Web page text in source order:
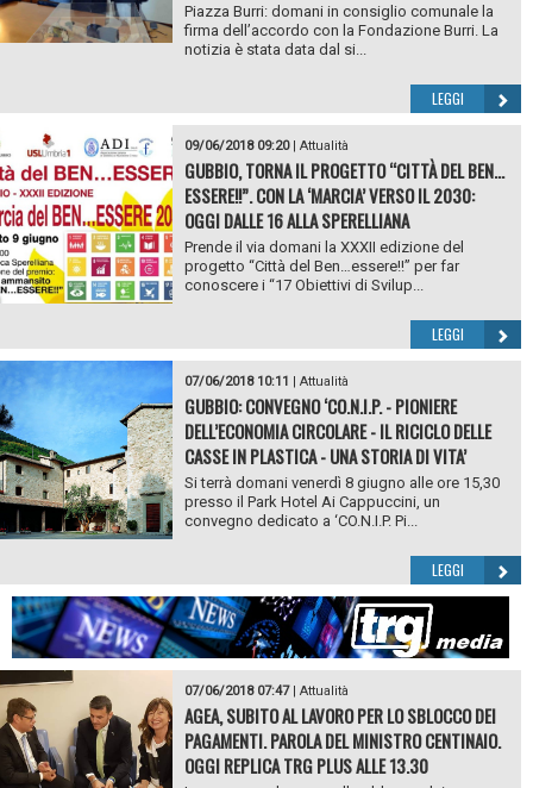
Piazza Burri: domani in consiglio comunale la
firma dell’accordo con la Fondazione Burri. La
notizia è stata data dal si...
LEGGI
09/06/2018 09:20| Attualità
GUBBIO, TORNA IL PROGETTO “CITTÀ DEL BEN…
ESSERE!!”. CON LA ‘MARCIA’ VERSO IL 2030:
OGGI DALLE 16 ALLA SPERELLIANA
Prende il via domani la XXXII edizione del
progetto “Città del Ben…essere!!” per far
conoscere i “17 Obiettivi di Svilup...
LEGGI
07/06/2018 10:11 Attualità
GUBBIO: CONVEGNO ‘CO.N.I.P. - PIONIERE
DELL’ECONOMIA CIRCOLARE - IL RICICLO DELLE
CASSE IN PLASTICA - UNA STORIA DI VITA’
Si terrà domani venerdì 8 giugno alle ore 15,30
presso il Park Hotel Ai Cappuccini, un
convegno dedicato a ‘CO.N.I.P. Pi...
LEGGI
07/06/2018 07:47| Attualità
AGEA, SUBITO AL LAVORO PER LO SBLOCCO DEI
PAGAMENTI. PAROLA DEL MINISTRO CENTINAIO.
OGGI REPLICA TRG PLUS ALLE 13.30